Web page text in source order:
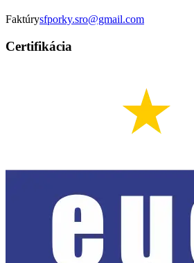
Faktúrysfporky.sro@gmail.com
Certifikácia